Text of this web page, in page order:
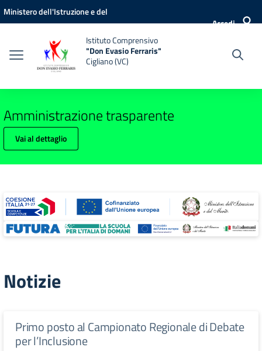
Vai ai contenuti
Vai al menu di navigazione
Vai al footer
Ministero dell'Istruzione e del
Accedi
Istituto Comprensivo
"Don Evasio Ferraris"
Cigliano (VC)
Amministrazione trasparente
Vai al dettaglio
Notizie
Primo posto al Campionato Regionale di Debate
per l’Inclusione